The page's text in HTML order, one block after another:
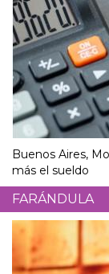
Buenos Aires,
más el sueldo
FARÁNDULA